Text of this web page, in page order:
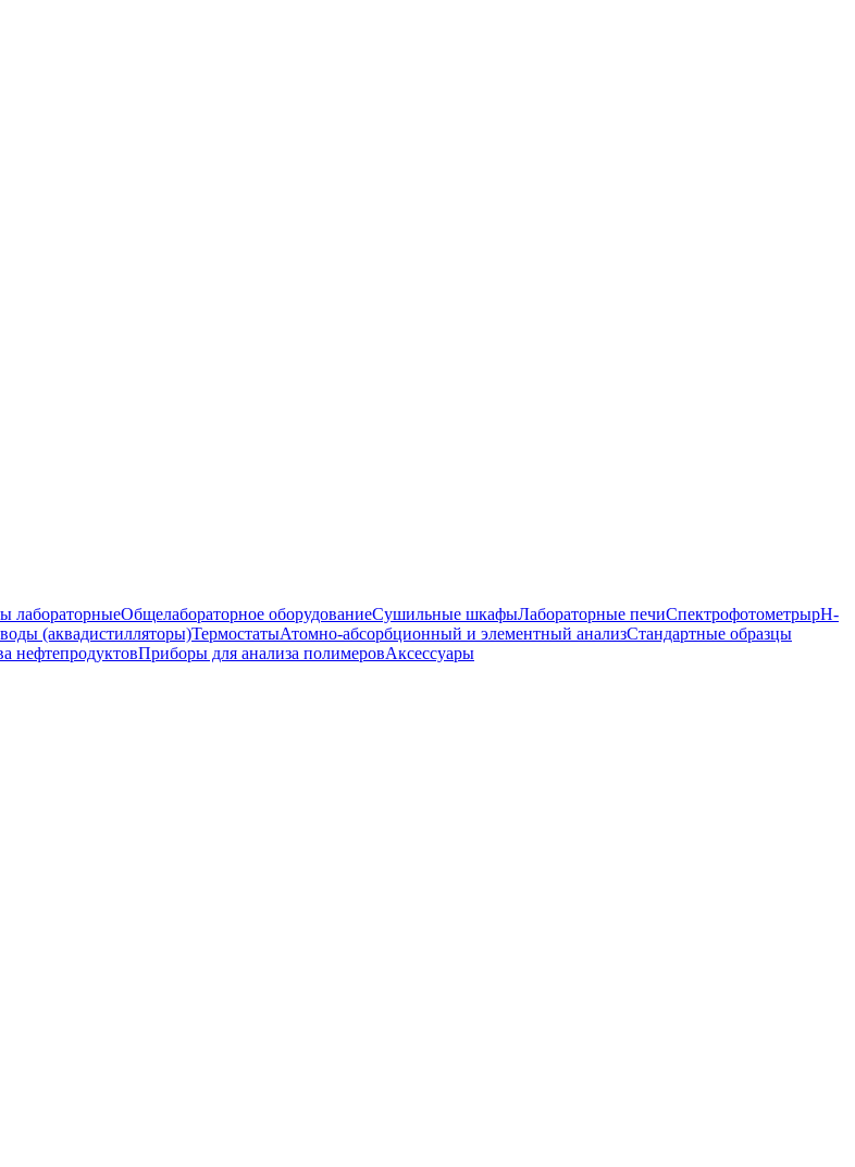
лабораторныеОбщелабораторное оборудованиеСушильные шкафыЛабораторные печиСпектрофотометрыpH-
(аквадистилляторы)ТермостатыАтомно-абсорбционный и элементный анализСтандартные образцы
нефтепродуктовПриборы для анализа полимеровАксессуары